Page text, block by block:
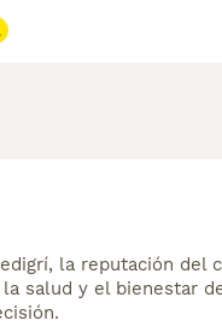
la reputación del
salud y el bienestar